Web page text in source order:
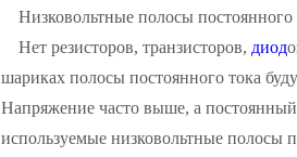
Низковольтные полосы
Нет резисторов, транзисторов, диод
шариках полосы постоянного тока
Напряжение часто выше, а постоянный
используемые низковольтные полосы